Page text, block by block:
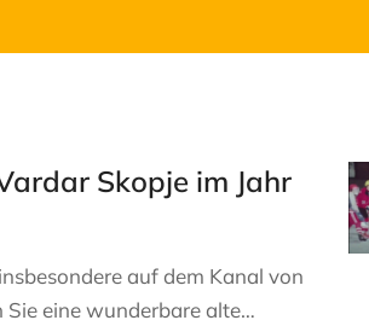
Skopje im Jahr
auf dem Kanal von
eine wunderbare alte…